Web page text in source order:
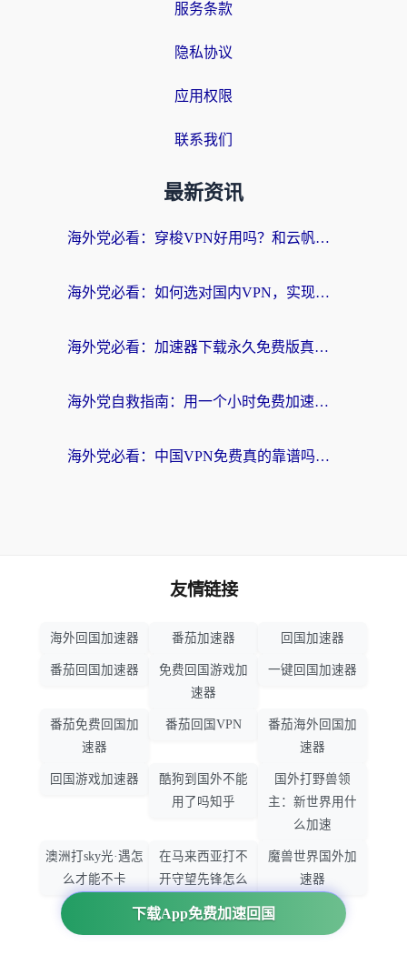
服务条款
隐私协议
应用权限
联系我们
最新资讯
海外党必看：穿梭VPN好用吗？和云帆VPN对比哪个回国效果更好？附真实测评+避坑指南
海外党必看：如何选对国内VPN，实现无缝访问国内资源？
海外党必看：加速器下载永久免费版真的存在吗？教你无缝访问国内资源的正确姿势
海外党自救指南：用一个小时免费加速器，轻松打破国内资源访问壁垒？
海外党必看：中国VPN免费真的靠谱吗？手把手教你选对回国加速器
下载App免费加速回国
友情链接
海外回国加速器 番茄加速器 回国加速器
番茄回国加速器
免费回国游戏加
速器
一键回国加速器
番茄免费回国加
速器
番茄回国VPN
番茄海外回国加
速器
回国游戏加速器
酷狗到国外不能
用了吗知乎
国外打野兽领
主：新世界用什
么加速
澳洲打sky光·遇怎
么才能不卡
在马来西亚打不
开守望先锋怎么
办
魔兽世界国外加
速器